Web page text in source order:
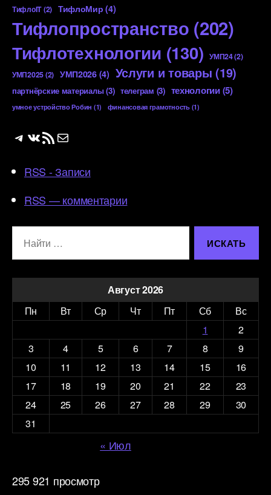
ТифлоIT(2) ТифлоМир (4)
Тифлопространство (202)
Тифлотехнологии (130) УМП24(2)
УМП2025(2) УМП2026(4) Услуги и товары (19)
партнёрские материалы(3) телеграм (3) технологии(5)
умное устройство Робин (1) финансовая грамотность(1)
Telegram
ВКонтакте
RSS-лентаПочта
RSS - Записи
RSS — комментарии
Август 2026
Пн
Вт Ср Чт Пт Сб
Вс
1
2
3
4 5 6 7 8
9
10
11 12 13 14 15
16
17
18 19 20 21 22
23
24
25 26 27 28 29
30
31
« Июл
295 921 просмотр